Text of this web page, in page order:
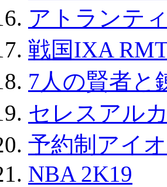
アトランテ
戦国IXA
7人の賢者と
セレスアル
予約制アイ
NBA 2K19